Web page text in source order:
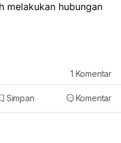
apakah ini hanya efek
lain.
melakukan hubungan
Simpan Komentar
1 Komentar